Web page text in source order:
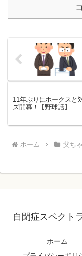
11年ぶりにホークスと
ズ開幕！【野球話】
ホーム 父ち
自閉症スペクト
ホーム